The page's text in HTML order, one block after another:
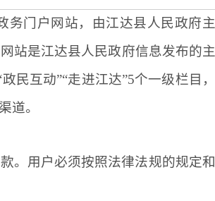
务门户网站，由江达县人民政府主
站是江达县人民政府信息发布的主
民互动”“走进江达”5个一级栏目，
道。
。用户必须按照法律法规的规定和